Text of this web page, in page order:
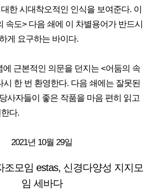
한 시대착오적인 인식을 보여준다. 이
속도> 다음 쇄에 이 차별용어가 반드시
게 요구하는 바이다.
에 근본적인 의문을 던지는 <어둠의 속
시 한 번 환영한다. 다음 쇄에는 잘못된
사자들이 좋은 작품을 마음 편히 읽고
다.
2021년 10월 29일
조모임 estas, 신경다양성 지지모
임 세바다